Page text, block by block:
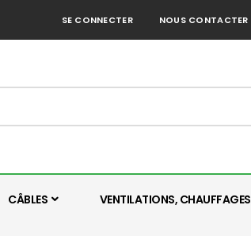
SE CONNECTER NOUS CONTACTER
CÂBLES VENTILATIONS, CHAUFFAGES